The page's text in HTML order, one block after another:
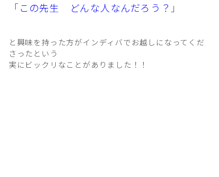
「 この先生 どんな人なんだろう？ 」
と興味を持った方がインディバでお越しになってくだ
さったという
実にビックリなことがありました！！